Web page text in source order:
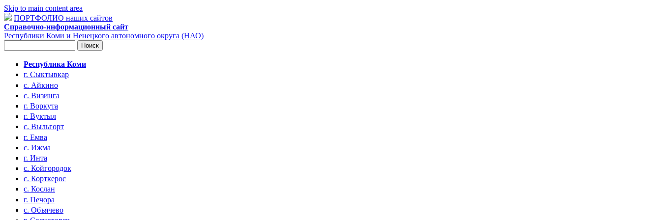
Skip to main content area
ПОРТФОЛИО наших сайтов
Справочно-информационный сайт
Республики Коми и Ненецкого автономного округа (НАО)
Республика Коми
г. Сыктывкар
с. Айкино
с. Визинга
г. Воркута
г. Вуктыл
с. Выльгорт
г. Емва
с. Ижма
г. Инта
с. Койгородок
с. Корткерос
с. Кослан
г. Печора
с. Объячево